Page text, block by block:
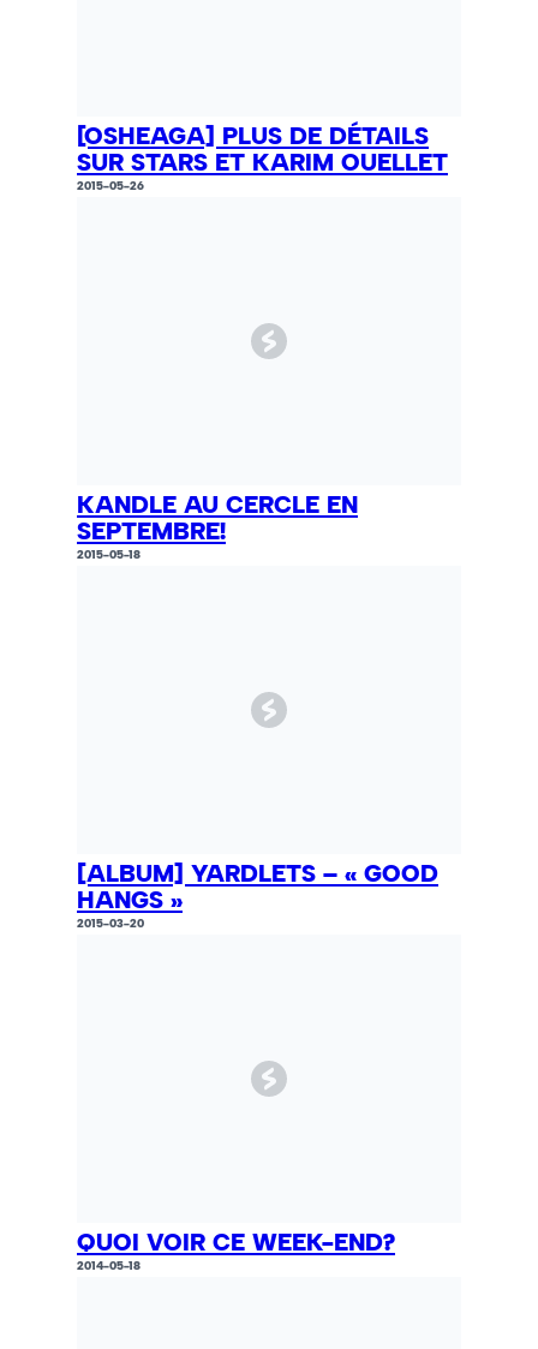
[OSHEAGA] PLUS DE DÉTAILS
SUR STARS ET KARIM OUELLET
2015-05-26
KANDLE AU CERCLE EN
SEPTEMBRE!
2015-05-18
[ALBUM] YARDLETS – « GOOD
HANGS »
2015-03-20
QUOI VOIR CE WEEK-END?
2014-05-18